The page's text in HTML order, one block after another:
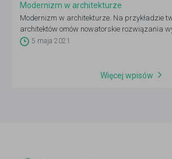
Modernizm w architekturze
Modernizm w architekturze. Na przykładzie
architektów omów nowatorskie rozwiązania
architekturze tego okresu.
5 maja 2021
Więcej wpisów